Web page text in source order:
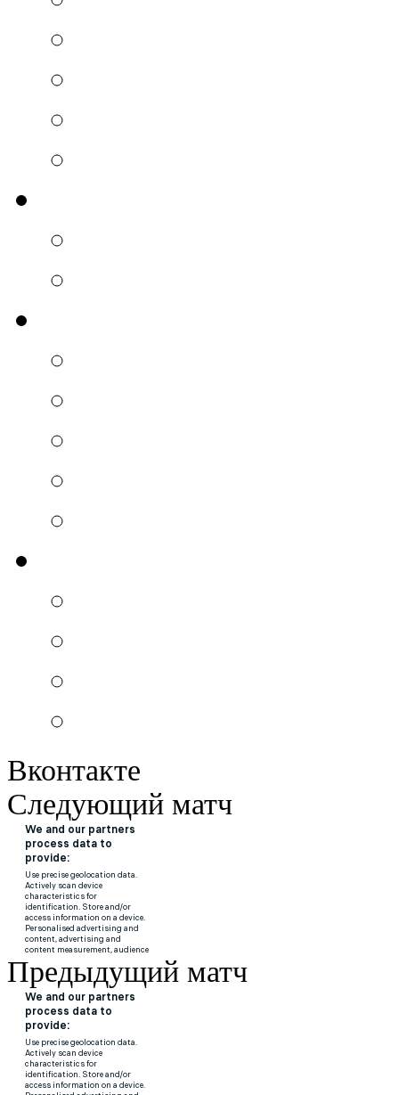
Вконтакте
Следующий матч
Предыдущий матч